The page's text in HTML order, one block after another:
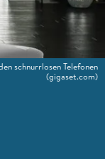
schnurrlosen Telefonen
(gigaset.com)